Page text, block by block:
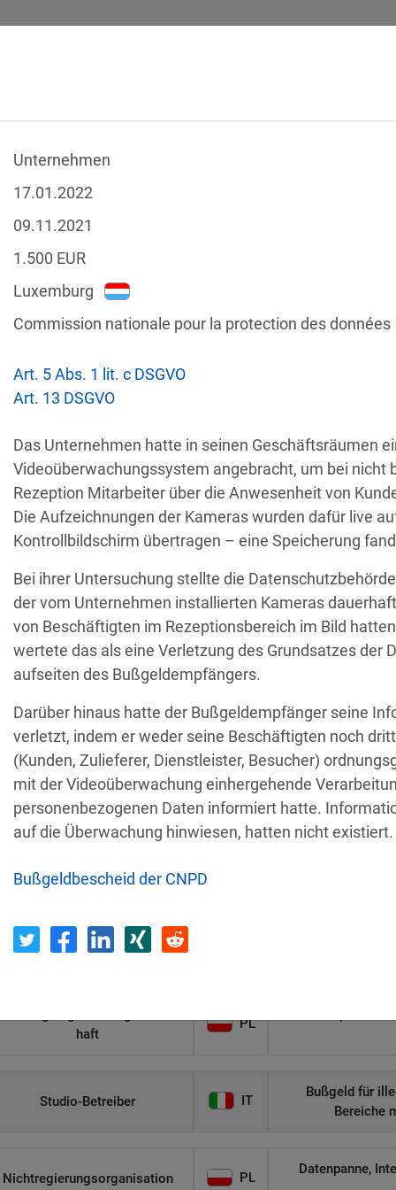
Nach Land filtern
Privatperson AT
Unbefugter Zugriff
Wind Tre IT
Privatperson PL Nichtreaktion
Wirtschaftsprüfungsgesellschaf
BE
E-Mail-Postfach
Η Μάθηση GR
Schule ignoriert
Flamel
Civilstyrelsen
Verlust eines
haft
PL
Studio-Betreiber IT
Bußgeld für
Bereiche
Nichtregierungsorganisation PL
Datenpanne,
Unternehmen
17.01.2022
09.11.2021
1.500 EUR
Luxemburg
Commission nationale pour la protection des données
Art. 5 Abs. 1 lit. c DSGVO
Art. 13 DSGVO
Das Unternehmen hatte in seinen Geschäftsräumen
Videoüberwachungssystem angebracht, um bei nicht
Rezeption Mitarbeiter über die Anwesenheit von
Die Aufzeichnungen der Kameras wurden dafür live
Kontrollbildschirm übertragen – eine Speicherung
Bei ihrer Untersuchung stellte die
der vom Unternehmen installierten Kameras
von Beschäftigten im Rezeptionsbereich im Bild
wertete das als eine Verletzung des Grundsatzes der
aufseiten des Bußgeldempfängers.
Darüber hinaus hatte der Bußgeldempfänger seine
verletzt, indem er weder seine Beschäftigten noch
(Kunden, Zulieferer, Dienstleister, Besucher)
mit der Videoüberwachung einhergehende
personenbezogenen Daten informiert hatte.
auf die Überwachung hinwiesen, hatten nicht existiert.
Bußgeldbescheid der CNPD